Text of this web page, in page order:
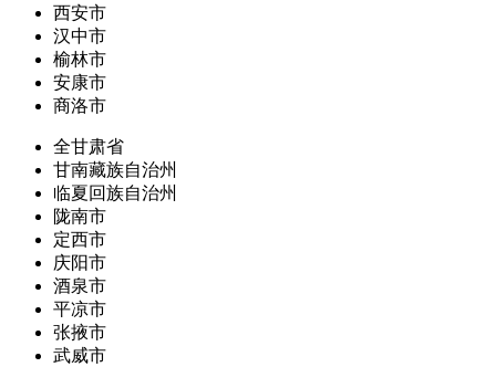
西安市
汉中市
榆林市
安康市
商洛市
全甘肃省
甘南藏族自治州
临夏回族自治州
陇南市
定西市
庆阳市
酒泉市
平凉市
张掖市
武威市